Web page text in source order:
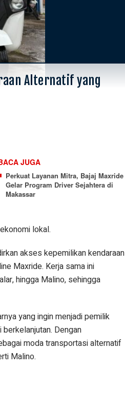
Alternatif yang
JUGA
Perkuat Layanan Mitra, Bajaj Maxride
Gelar Program Driver Sejahtera di
Makassar
lokal.
akses kepemilikan kendaraan
Maxride. Kerja sama ini
hingga Malino, sehingga
yang ingin menjadi pemilik
Dengan
moda transportasi alternatif
Malino.